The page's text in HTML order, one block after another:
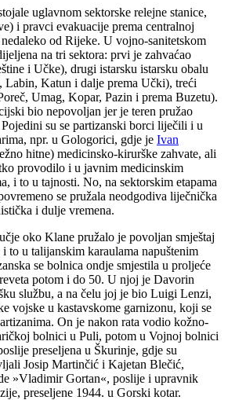
uglavnom sektorske relejne stanice,
i pravci evakuacije prema centralnoj
od Rijeke. U vojno-sanitetskom
na tri sektora: prvi je zahvaćao
i Učke), drugi istarsku istarsku obalu
Labin, Katun i dalje prema Učki), treći
Umag, Kopar, Pazin i prema Buzetu).
bio nepovoljan jer je teren pružao
su se partizanski borci liječili i u
npr. u Gologorici, gdje je Ivan
hitne) medicinsko-kirurške zahvate, ali
provodilo i u javnim medicinskim
i to u tajnosti. No, na sektorskim etapama
se pružala neodgodiva liječnička
i dulje vremena.
oko Klane pružalo je povoljan smještaj
to u talijanskim karaulama napuštenim
se bolnica ondje smjestila u proljeće
potom i do 50. U njoj je Davorin
službu, a na čelu joj je bio Luigi Lenzi,
vojske u kastavskome garnizonu, koji se
On je nakon rata vodio kožno-
bolnici u Puli, potom u Vojnoj bolnici
preseljena u Škurinje, gdje su
Josip Martinčić i Kajetan Blečić,
»Vladimir Gortan«, poslije i upravnik
preseljene 1944. u Gorski kotar.